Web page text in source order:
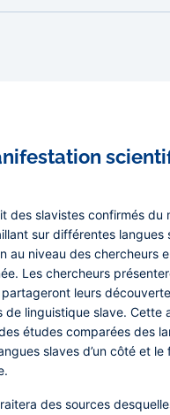
des slavistes confirmés du
sur différentes langues
au niveau des chercheurs
Les chercheurs
leurs
linguistique slave. Cette
études comparées des
slaves d’un côté et le
des sources